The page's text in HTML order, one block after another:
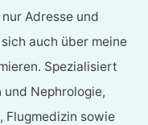
Adresse und
auch über meine
Spezialisiert
Nephrologie,
Flugmedizin sowie